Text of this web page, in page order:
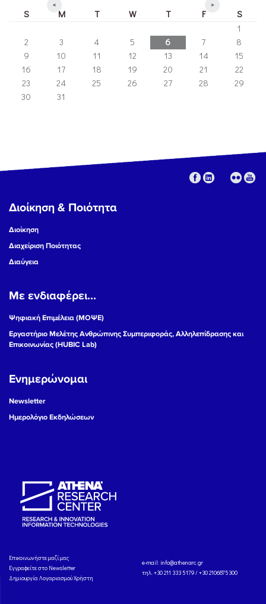
« »
S M T W T F
S
1
2
3 4 5 6 7
8
9
10 11 12 13 14
15
16
17 18 19 20 21
22
23
24 25 26 27 28
29
30
31
Διοίκηση & Ποιότητα
Διοίκηση
Διαχείριση Ποιότητας
Διαύγεια
Με ενδιαφέρει...
Ψηφιακή Επιμέλεια (ΜΟΨΕ)
Εργαστήριο Μελέτης Ανθρώπινης Συμπεριφοράς, Αλληλεπίδρασης και
Επικοινωνίας (HUBIC Lab)
Ενημερώνομαι
Newsletter
Ημερολόγιο Εκδηλώσεων
Eπικοινωνήστε μαζί μας
Εγγραφείτε στο Newsletter
Δημιουργία Λογαριασμού Χρήστη
e-mail: info@athenarc.gr
τηλ. +30 211 333 5179 / +30 2106875300